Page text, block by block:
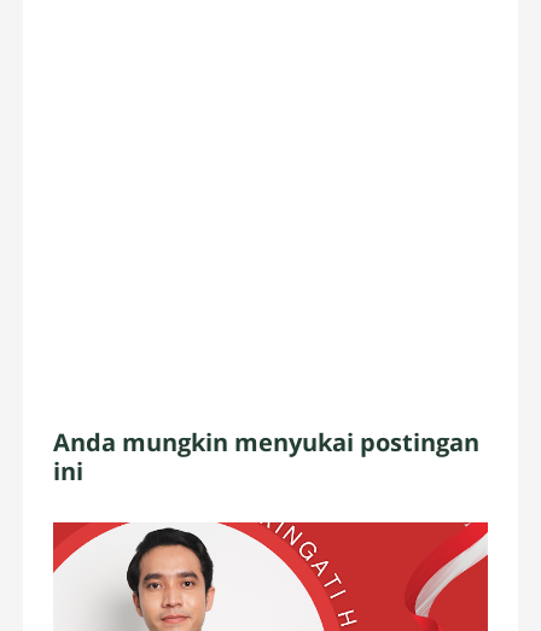
Anda mungkin menyukai postingan
ini